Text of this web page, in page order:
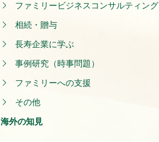
ファミリービジネスコンサルティング
相続・贈与
長寿企業に学ぶ
事例研究（時事問題）
ファミリーへの支援
その他
海外の知見